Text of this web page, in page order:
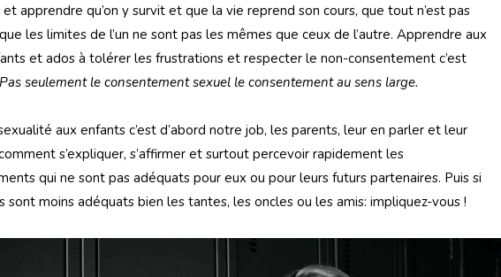
apprendre qu’on y survit et que la vie reprend son cours, que tout n’est pas
les limites de l’un ne sont pas les mêmes que ceux de l’autre. Apprendre aux
et ados à tolérer les frustrations et respecter le non-consentement c’est
Pas seulement le consentement sexuel le consentement au sens large.
aux enfants c’est d’abord notre job, les parents, leur en parler et leur
s’expliquer, s’affirmer et surtout percevoir rapidement les
qui ne sont pas adéquats pour eux ou pour leurs futurs partenaires. Puis si
sont moins adéquats bien les tantes, les oncles ou les amis: impliquez-vous !